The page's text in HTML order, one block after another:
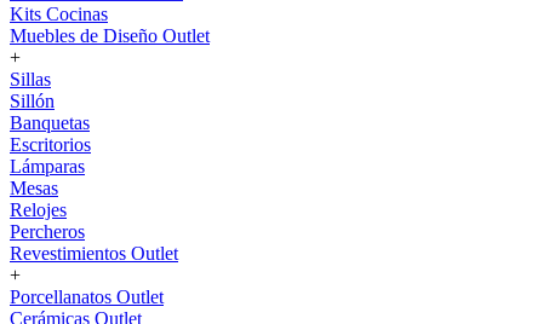
Kits Cocinas
Muebles de Diseño Outlet
+
Sillas
Sillón
Banquetas
Escritorios
Lámparas
Mesas
Relojes
Percheros
Revestimientos Outlet
+
Porcellanatos Outlet
Cerámicas Outlet